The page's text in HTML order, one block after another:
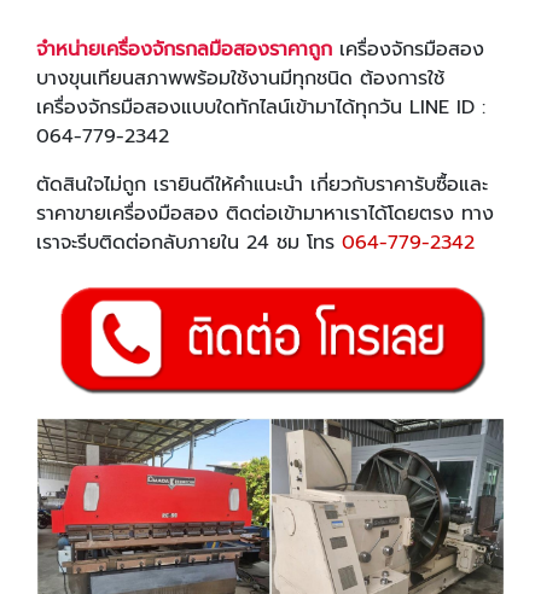
จำหน่ายเครื่องจักรกลมือสองราคาถูก เครื่องจักรมือสอง
บางขุนเทียนสภาพพร้อมใช้งานมีทุกชนิด ต้องการใช้
เครื่องจักรมือสองแบบใดทักไลน์เข้ามาได้ทุกวัน LINE ID :
064-779-2342
ตัดสินใจไม่ถูก เรายินดีให้คำแนะนำ เกี่ยวกับราคารับซื้อและ
ราคาขายเครื่องมือสอง ติดต่อเข้ามาหาเราได้โดยตรง ทาง
เราจะรีบติดต่อกลับภายใน 24 ชม โทร 064-779-2342